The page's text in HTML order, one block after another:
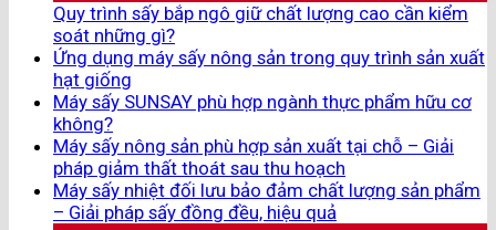
Quy trình sấy bắp ngô giữ chất lượng cao cần kiểm
soát những gì?
Ứng dụng máy sấy nông sản trong quy trình sản xuất
hạt giống
Máy sấy SUNSAY phù hợp ngành thực phẩm hữu cơ
không?
Máy sấy nông sản phù hợp sản xuất tại chỗ – Giải
pháp giảm thất thoát sau thu hoạch
Máy sấy nhiệt đối lưu bảo đảm chất lượng sản phẩm
– Giải pháp sấy đồng đều, hiệu quả